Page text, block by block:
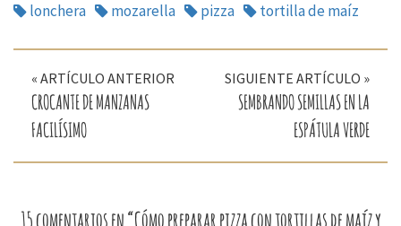
Facebook
(Se
una
nueva)
Twitter
(Se
una
nueva)
Google+
(Se
una
nueva)
LinkedIn
(Se
una
nueva)
Pinterest
(Se
una
nueva)
lonchera mozarella pizza tortilla de maíz
Navegación
entradas
« ARTÍCULO ANTERIOR
CROCANTE DE MANZANAS
FACILÍSIMO
SIGUIENTE ARTÍCULO »
SEMBRANDO SEMILLAS EN LA
ESPÁTULA VERDE
15 comentarios en “Cómo preparar pizza con tortillas de maíz y